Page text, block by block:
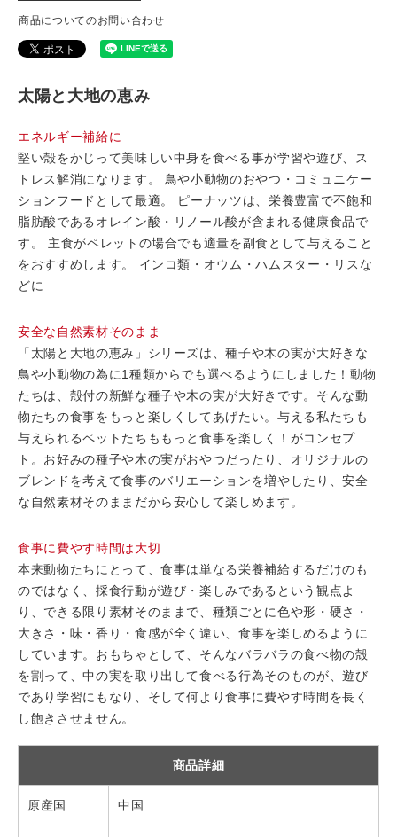
商品についてのお問い合わせ
太陽と大地の恵み
エネルギー補給に
堅い殻をかじって美味しい中身を食べる事が学習や遊び、ス
トレス解消になります。 鳥や小動物のおやつ・コミュニケー
ションフードとして最適。 ピーナッツは、栄養豊富で不飽和
脂肪酸であるオレイン酸・リノール酸が含まれる健康食品で
す。 主食がペレットの場合でも適量を副食として与えること
をおすすめします。 インコ類・オウム・ハムスター・リスな
どに
安全な自然素材そのまま
「太陽と大地の恵み」シリーズは、種子や木の実が大好きな
鳥や小動物の為に1種類からでも選べるようにしました！動物
たちは、殻付の新鮮な種子や木の実が大好きです。そんな動
物たちの食事をもっと楽しくしてあげたい。与える私たちも
与えられるペットたちももっと食事を楽しく！がコンセプ
ト。お好みの種子や木の実がおやつだったり、オリジナルの
ブレンドを考えて食事のバリエーションを増やしたり、安全
な自然素材そのままだから安心して楽しめます。
食事に費やす時間は大切
本来動物たちにとって、食事は単なる栄養補給するだけのも
のではなく、採食行動が遊び・楽しみであるという観点よ
り、できる限り素材そのままで、種類ごとに色や形・硬さ・
大きさ・味・香り・食感が全く違い、食事を楽しめるように
しています。おもちゃとして、そんなバラバラの食べ物の殻
を割って、中の実を取り出して食べる行為そのものが、遊び
であり学習にもなり、そして何より食事に費やす時間を長く
し飽きさせません。
商品詳細
原産国 中国